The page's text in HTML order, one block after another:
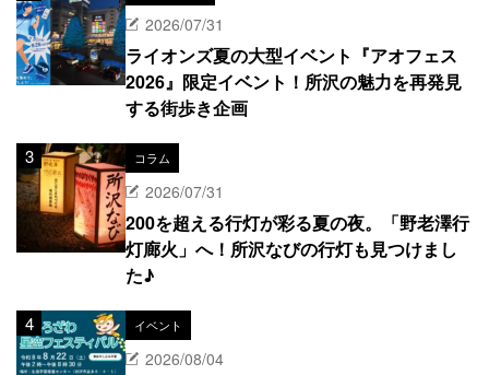
2026/07/31
ライオンズ夏の大型イベント『アオフェス
2026』限定イベント！所沢の魅力を再発見
する街歩き企画
コラム
2026/07/31
200を超える行灯が彩る夏の夜。「野老澤行
灯廊火」へ！所沢なびの行灯も見つけまし
た♪
イベント
2026/08/04